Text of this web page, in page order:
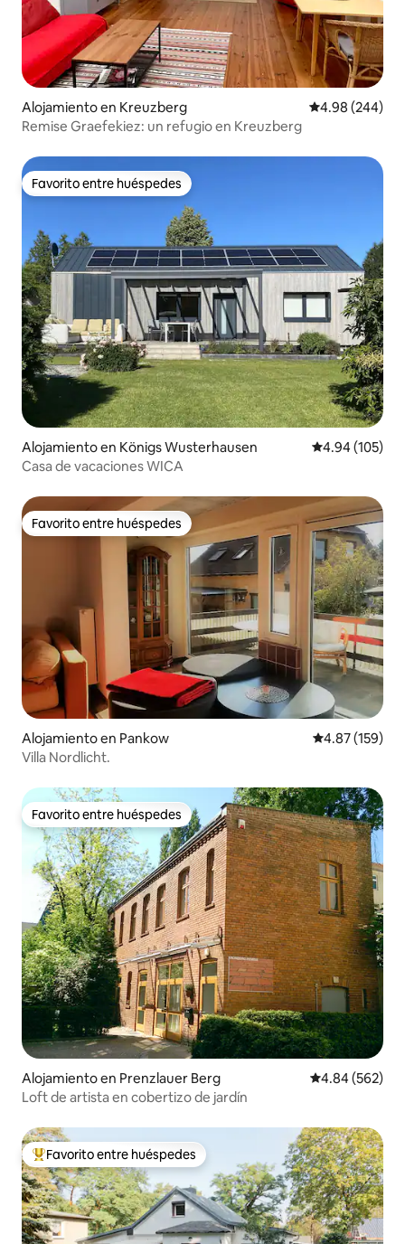
Alojamiento en Kreuzberg Calificación
4.98 (244)
Remise Graefekiez: un refugio en Kreuzberg
Favorito entre huéspedes
Favorito entre huéspedes
Alojamiento en Königs Wusterhausen Calificación
4.94 (105)
Casa de vacaciones WICA
Favorito entre huéspedes
Favorito entre huéspedes
Alojamiento en Pankow Calificación
4.87 (159)
Villa Nordlicht.
Favorito entre huéspedes
Favorito entre huéspedes
Alojamiento en Prenzlauer Berg Calificación
4.84 (562)
Loft de artista en cobertizo de jardín
Favorito entre huéspedes preferido
Favorito entre huéspedes